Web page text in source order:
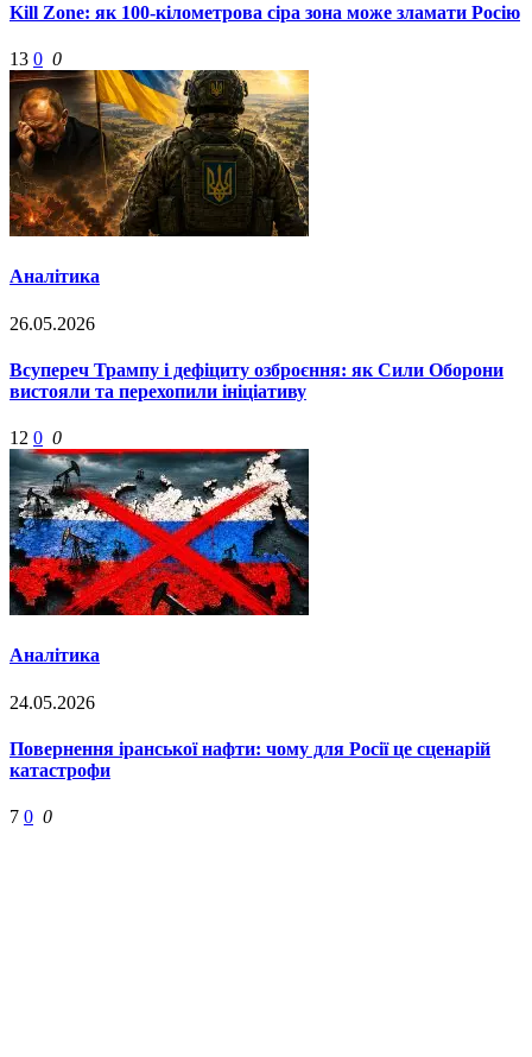
Kill Zone: як 100-кілометрова сіра зона може зламати Росію
13 0 0
Аналітика
26.05.2026
Всупереч Трампу і дефіциту озброєння: як Сили Оборони
вистояли та перехопили ініціативу
12 0 0
Аналітика
24.05.2026
Повернення іранської нафти: чому для Росії це сценарій
катастрофи
7 0 0